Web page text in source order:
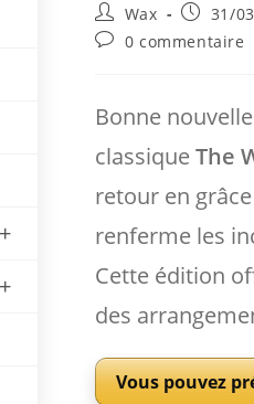
Auteur/autrice
de
la
Wax
publiée :
31/
Commentaires
0 commentaire
Bonne
classiqueThe
retour en
renferme les
Cette édition
des
Vous pouvez